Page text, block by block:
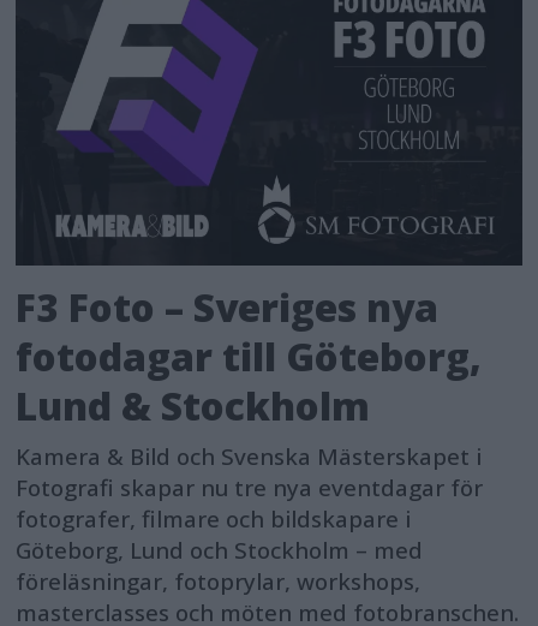
F3 Foto – Sveriges nya
fotodagar till Göteborg,
Lund & Stockholm
Kamera & Bild och Svenska Mästerskapet i
Fotografi skapar nu tre nya eventdagar för
fotografer, filmare och bildskapare i
Göteborg, Lund och Stockholm – med
föreläsningar, fotoprylar, workshops,
masterclasses och möten med fotobranschen.